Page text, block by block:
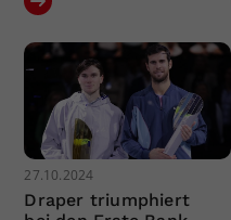
27.10.2024
Draper triumphiert